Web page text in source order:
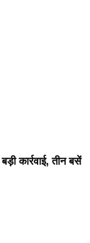
कार्रवाई, तीन बसें